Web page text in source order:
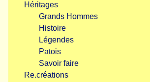
Héritages
Grands Hommes
Histoire
Légendes
Patois
Savoir faire
Re.créations